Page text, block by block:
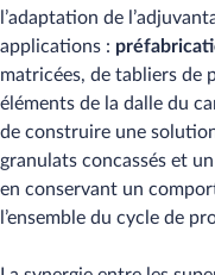
l’adaptation de
applications :
matricées, de tabliers de
éléments de la dalle du
de construire une
granulats concassés et un
en conservant un
l’ensemble du cycle de